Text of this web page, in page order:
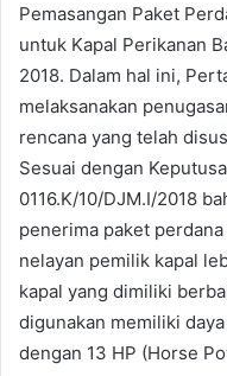
Pemasangan Paket
untuk Kapal Perikanan
2018. Dalam hal ini,
melaksanakan
rencana yang telah
Sesuai dengan
0116.K/10/DJM.I/2018
penerima paket
nelayan pemilik kapal
kapal yang dimiliki
digunakan memiliki
dengan 13 HP (Horse